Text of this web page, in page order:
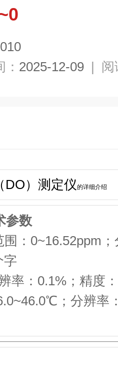
2025-12-09 | 阅
DO）测定仪的详细介绍
参数
：0~16.52ppm
字
率：0.1%；精度
；分辨